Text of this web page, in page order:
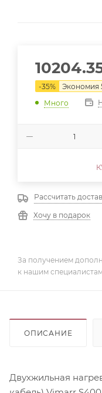
-35% Экономия
Много
Рассчитать
Хочу в подарок
За получением
к нашим
ОПИСАНИЕ
Двухжильная